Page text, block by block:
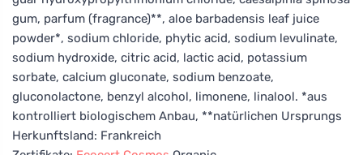
gum, parfum (fragrance)**, aloe barbadensis leaf juice
powder*, sodium chloride, phytic acid, sodium levulinate,
sodium hydroxide, citric acid, lactic acid, potassium
sorbate, calcium gluconate, sodium benzoate,
gluconolactone, benzyl alcohol, limonene, linalool. *aus
kontrolliert biologischem Anbau, **natürlichen Ursprungs
Herkunftsland: Frankreich